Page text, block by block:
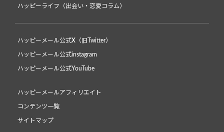
ハッピーライフ（出会い・恋愛コラム）
ハッピーメール公式X（旧Twitter）
ハッピーメール公式instagram
ハッピーメール公式YouTube
ハッピーメールアフィリエイト
コンテンツ一覧
サイトマップ